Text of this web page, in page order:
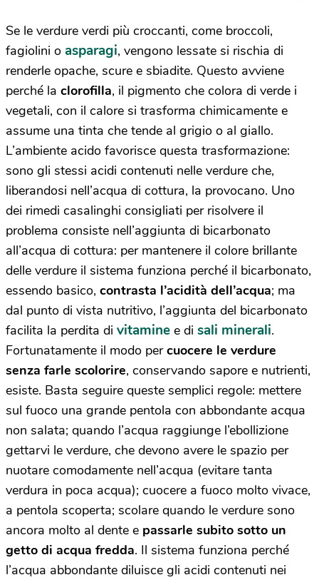
Se le verdure verdi più croccanti, come broccoli,
fagiolini o asparagi, vengono lessate si rischia di
renderle opache, scure e sbiadite. Questo avviene
perché la clorofilla, il pigmento che colora di verde i
vegetali, con il calore si trasforma chimicamente e
assume una tinta che tende al grigio o al giallo.
L’ambiente acido favorisce questa trasformazione:
sono gli stessi acidi contenuti nelle verdure che,
liberandosi nell’acqua di cottura, la provocano. Uno
dei rimedi casalinghi consigliati per risolvere il
problema consiste nell’aggiunta di bicarbonato
all’acqua di cottura: per mantenere il colore brillante
delle verdure il sistema funziona perché il bicarbonato,
essendo basico, contrasta l’acidità dell’acqua; ma
dal punto di vista nutritivo, l’aggiunta del bicarbonato
facilita la perdita di vitamine e di sali minerali.
Fortunatamente il modo percuocere le verdure
senza farle scolorire, conservando sapore e nutrienti,
esiste. Basta seguire queste semplici regole: mettere
sul fuoco una grande pentola con abbondante acqua
non salata; quando l’acqua raggiunge l’ebollizione
gettarvi le verdure, che devono avere le spazio per
nuotare comodamente nell’acqua (evitare tanta
verdura in poca acqua); cuocere a fuoco molto vivace,
a pentola scoperta; scolare quando le verdure sono
ancora molto al dente e passarle subito sotto un
getto di acqua fredda. Il sistema funziona perché
l’acqua abbondante diluisce gli acidi contenuti nei